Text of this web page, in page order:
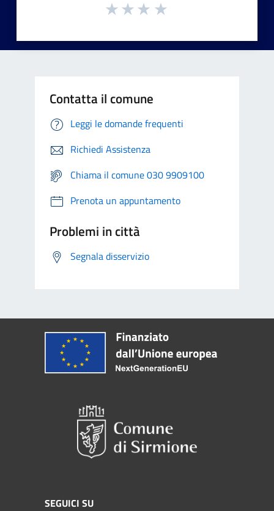
Contatta il comune
Leggi le domande frequenti
Richiedi Assistenza
Chiama il comune 030 9909100
Prenota un appuntamento
Problemi in città
Segnala disservizio
SEGUICI SU